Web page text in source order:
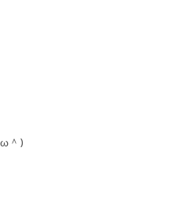
＾)